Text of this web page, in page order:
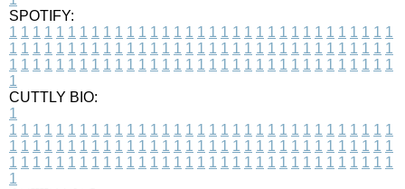
SPOTIFY:
1 1 1 1 1 1 1 1 1 1 1 1 1 1 1 1 1 1 1 1 1 1 1 1 1 1 1 1 1 1 1 1 1
1 1 1 1 1 1 1 1 1 1 1 1 1 1 1 1 1 1 1 1 1 1 1 1 1 1 1 1 1 1 1 1 1
1 1 1 1 1 1 1 1 1 1 1 1 1 1 1 1 1 1 1 1 1 1 1 1 1 1 1 1 1 1 1 1 1
1
CUTTLY BIO:
1
1 1 1 1 1 1 1 1 1 1 1 1 1 1 1 1 1 1 1 1 1 1 1 1 1 1 1 1 1 1 1 1 1
1 1 1 1 1 1 1 1 1 1 1 1 1 1 1 1 1 1 1 1 1 1 1 1 1 1 1 1 1 1 1 1 1
1 1 1 1 1 1 1 1 1 1 1 1 1 1 1 1 1 1 1 1 1 1 1 1 1 1 1 1 1 1 1 1 1
1